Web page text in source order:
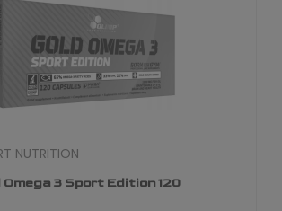
Omega 3 Sport Edition 120
NUTRITION